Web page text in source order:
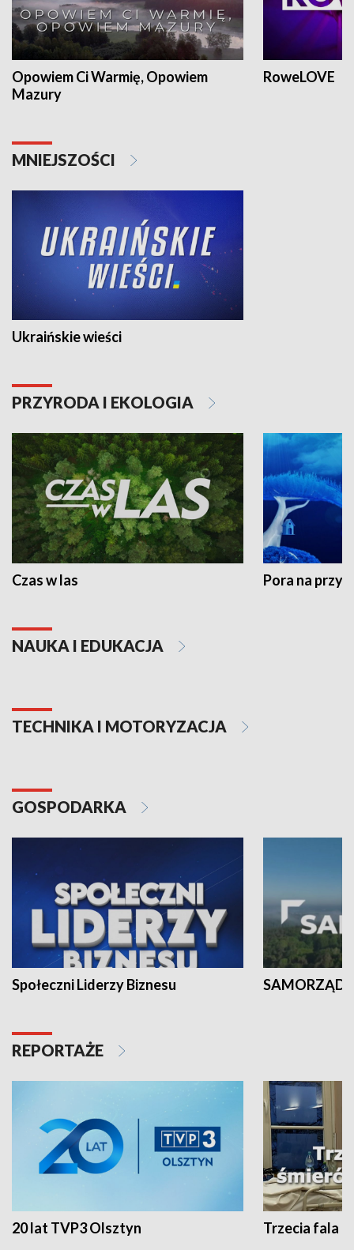
Opowiem Ci Warmię, Opowiem
Mazury
RoweLOVE
MNIEJSZOŚCI
Ukraińskie wieści
PRZYRODA I EKOLOGIA
Czas w las Pora na
NAUKA I EDUKACJA
TECHNIKA I MOTORYZACJA
GOSPODARKA
Społeczni Liderzy Biznesu SAMORZĄD
REPORTAŻE
20 lat TVP3 Olsztyn Trzecia fala -